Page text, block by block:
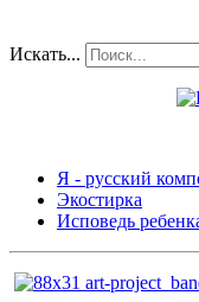
Искать...
Я - русский
Экостирка
Исповедь